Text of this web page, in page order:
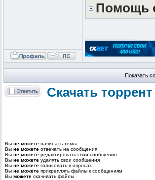
Помощь
Показать
Скачать торрент
Вы не можете начинать темы
Вы не можете отвечать на сообщения
Вы не можете редактировать свои сообщения
Вы не можете удалять свои сообщения
Вы не можете голосовать в опросах
Вы не можете прикреплять файлы к сообщениям
Вы можете скачивать файлы